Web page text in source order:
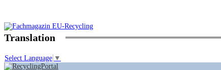
Translation
Select Language ▼